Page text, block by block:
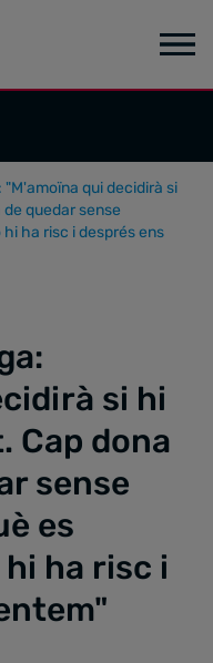
"M'amoïna qui decidirà si
quedar sense
ha risc i després ens
si hi
Cap dona
sense
es
ha risc i